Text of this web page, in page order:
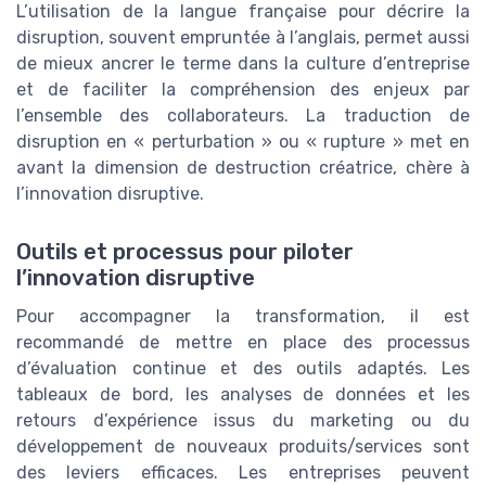
L’utilisation de la langue française pour décrire la
disruption, souvent empruntée à l’anglais, permet aussi
de mieux ancrer le terme dans la culture d’entreprise
et de faciliter la compréhension des enjeux par
l’ensemble des collaborateurs. La traduction de
disruption en « perturbation » ou « rupture » met en
avant la dimension de destruction créatrice, chère à
l’innovation disruptive.
Outils et processus pour piloter
l’innovation disruptive
Pour accompagner la transformation, il est
recommandé de mettre en place des processus
d’évaluation continue et des outils adaptés. Les
tableaux de bord, les analyses de données et les
retours d’expérience issus du marketing ou du
développement de nouveaux produits/services sont
des leviers efficaces. Les entreprises peuvent